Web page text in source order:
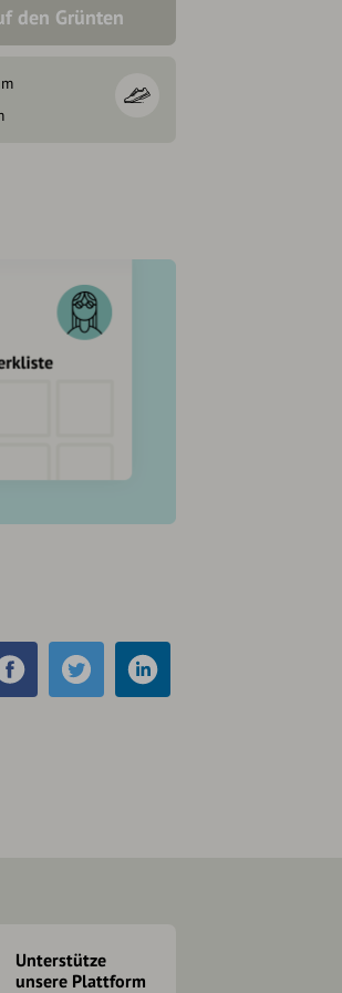
den Grünten
Unterstütze
unsere Plattform